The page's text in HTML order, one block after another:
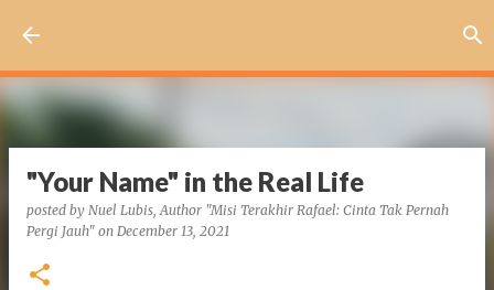
"Your Name" in the Real Life
posted by Nuel Lubis, Author "Misi Terakhir Rafael: Cinta Tak Pernah
Pergi Jauh" on December 13, 2021